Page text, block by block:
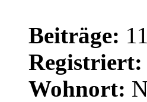
Beiträge:
Registriert:
Wohnort: